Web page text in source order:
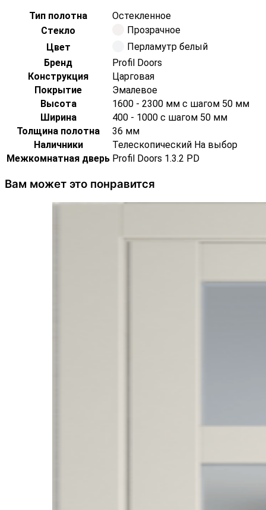
Тип полотна
Остекленное
Стекло
Прозрачное
Цвет
Перламутр белый
Бренд
Profil Doors
Конструкция
Царговая
Покрытие
Эмалевое
Высота
1600 - 2300 мм с шагом 50 мм
Ширина
400 - 1000 с шагом 50 мм
Толщина полотна
36 мм
Наличники
Телескопический На выбор
Межкомнатная дверь Profil Doors 1.3.2 PD
Вам может это понравится